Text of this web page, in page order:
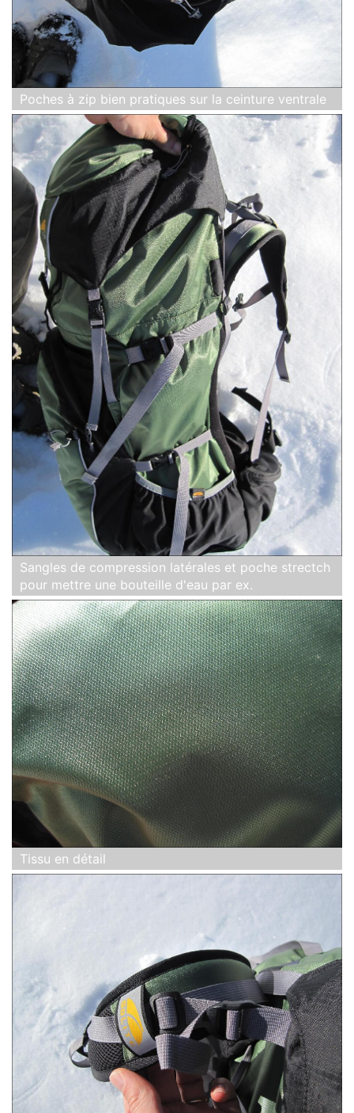
Poches à zip bien pratiques sur la ceinture ventrale
Sangles de compression latérales et poche strectch
pour mettre une bouteille d'eau par ex.
Tissu en détail